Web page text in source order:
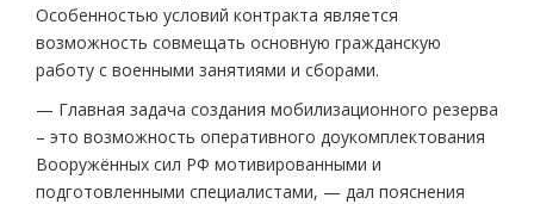
Особенностью условий контракта является
возможность совмещать основную гражданскую
работу с военными занятиями и сборами.
— Главная задача создания мобилизационного резерва
– это возможность оперативного доукомплектования
Вооружённых сил РФ мотивированными и
подготовленными специалистами, — дал пояснения